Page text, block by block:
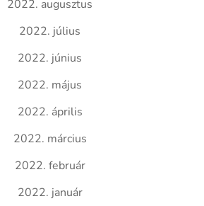
2022. augusztus
2022. július
2022. június
2022. május
2022. április
2022. március
2022. február
2022. január